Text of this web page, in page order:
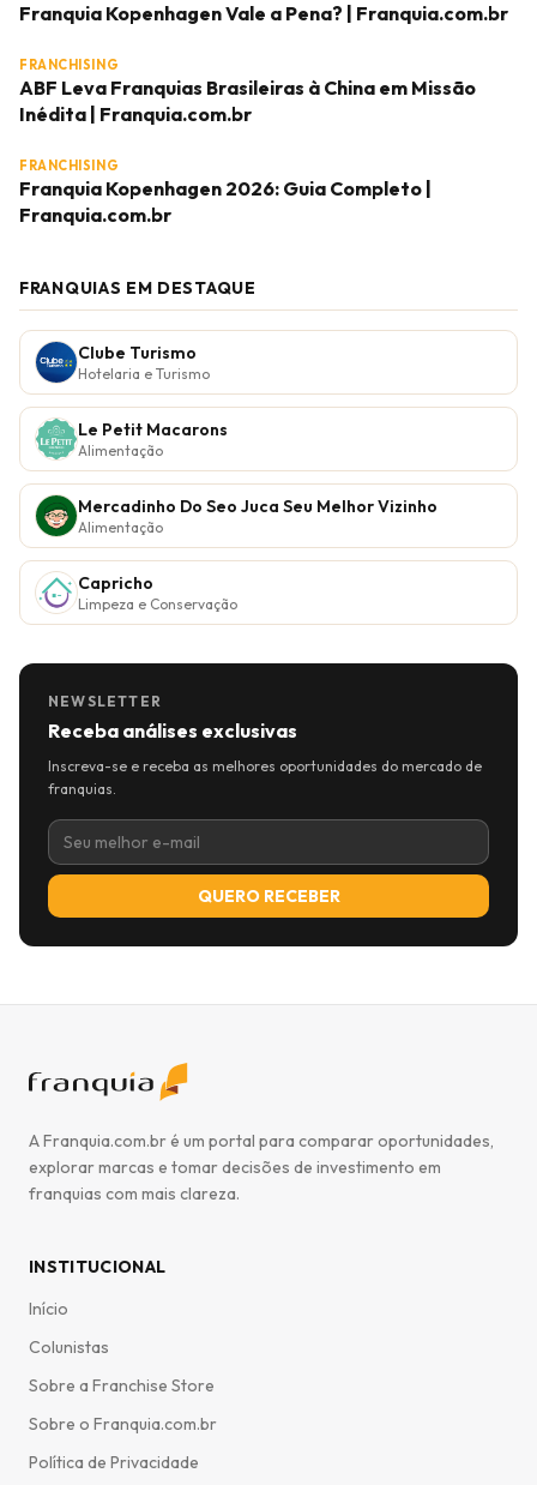
Franquia Kopenhagen Vale a Pena? | Franquia.com.br
FRANCHISING
ABF Leva Franquias Brasileiras à China em Missão
Inédita | Franquia.com.br
FRANCHISING
Franquia Kopenhagen 2026: Guia Completo |
Franquia.com.br
FRANQUIAS EM DESTAQUE
Clube Turismo
Hotelaria e Turismo
Le Petit Macarons
Alimentação
Mercadinho Do Seo Juca Seu Melhor Vizinho
Alimentação
Capricho
Limpeza e Conservação
NEWSLETTER
Receba análises exclusivas
Inscreva-se e receba as melhores oportunidades do mercado de
franquias.
QUERO RECEBER
A Franquia.com.br é um portal para comparar oportunidades,
explorar marcas e tomar decisões de investimento em
franquias com mais clareza.
INSTITUCIONAL
Início
Colunistas
Sobre a Franchise Store
Sobre o Franquia.com.br
Política de Privacidade